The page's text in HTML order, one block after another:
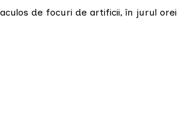
de focuri de artificii, în jurul orei